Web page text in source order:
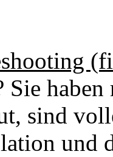
Sie
sind
und